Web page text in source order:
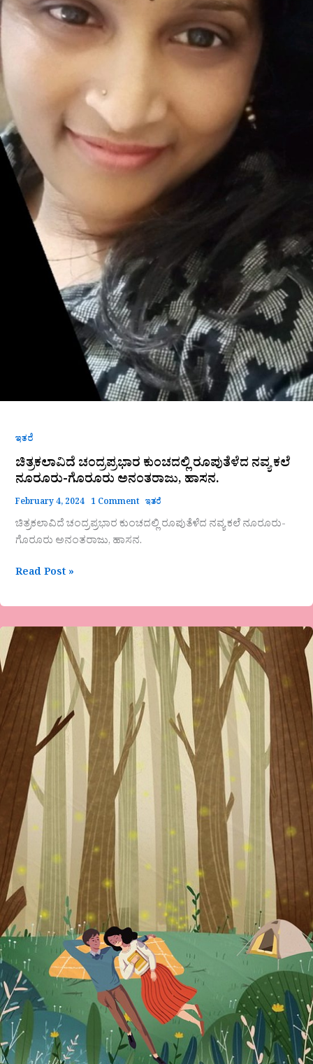
ಇತರೆ
ಚಿತ್ರಕಲಾವಿದೆ ಚಂದ್ರಪ್ರಭಾರ ಕುಂಚದಲ್ಲಿ ರೂಪುತೆಳೆದ ನವ್ಯ ಕಲೆ
ನೂರೂರು-ಗೊರೂರು ಅನಂತರಾಜು, ಹಾಸನ.
February 4, 2024 1 Comment ಇತರೆ
ಚಿತ್ರಕಲಾವಿದೆ ಚಂದ್ರಪ್ರಭಾರ ಕುಂಚದಲ್ಲಿ ರೂಪುತೆಳೆದ ನವ್ಯ ಕಲೆ ನೂರೂರು-
ಗೊರೂರು ಅನಂತರಾಜು, ಹಾಸನ.
Read Post »
“ಬೇಡೇನು
ಮತ್ತಿನ್ನೇನನೂ”
ಲಲಿತಾ
ಮ
ಕ್ಯಾಸನ್ನವರ
ಕವಿತೆ